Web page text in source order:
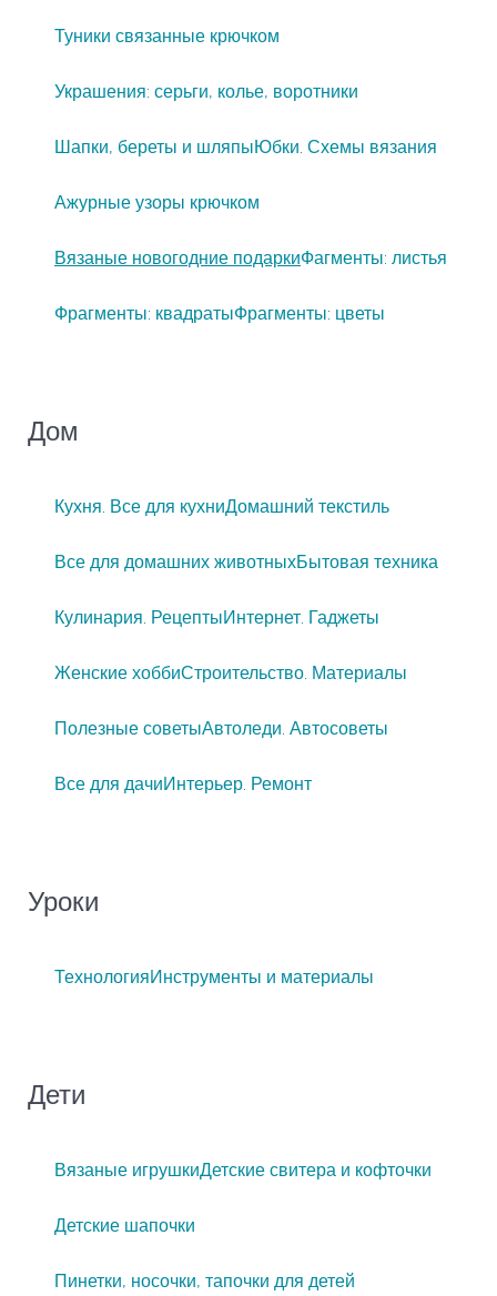
Туники связанные крючком
Украшения: серьги, колье, воротники
Шапки, береты и шляпыЮбки. Схемы вязания
Ажурные узоры крючком
Вязаные новогодние подаркиФагменты: листья
Фрагменты: квадратыФрагменты: цветы
Дом
Кухня. Все для кухниДомашний текстиль
Все для домашних животныхБытовая техника
Кулинария. РецептыИнтернет. Гаджеты
Женские хоббиСтроительство. Материалы
Полезные советыАвтоледи. Автосоветы
Все для дачиИнтерьер. Ремонт
Уроки
ТехнологияИнструменты и материалы
Дети
Вязаные игрушкиДетские свитера и кофточки
Детские шапочки
Пинетки, носочки, тапочки для детей